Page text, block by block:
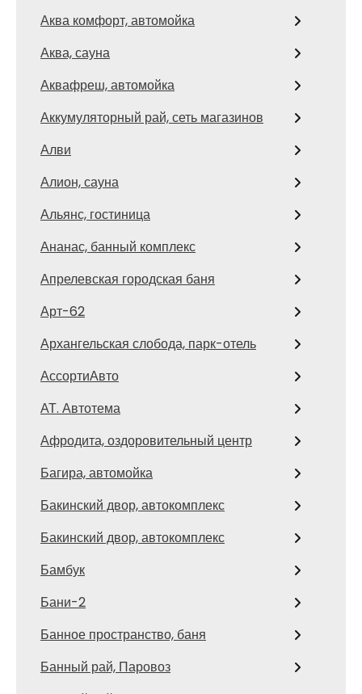
Аква комфорт, автомойка
Аква, сауна
Аквафреш, автомойка
Аккумуляторный рай, сеть магазинов
Алви
Алион, сауна
Альянс, гостиница
Ананас, банный комплекс
Апрелевская городская баня
Арт-62
Архангельская слобода, парк-отель
АссортиАвто
АТ. Автотема
Афродита, оздоровительный центр
Багира, автомойка
Бакинский двор, автокомплекс
Бакинский двор, автокомплекс
Бамбук
Бани-2
Банное пространство, баня
Банный рай, Паровоз